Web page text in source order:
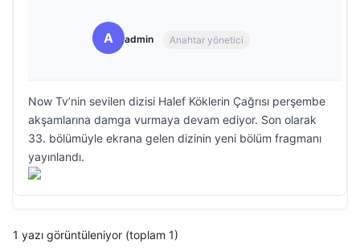
A admin Anahtar yönetici
Now Tv’nin sevilen dizisi Halef Köklerin Çağrısı perşembe
akşamlarına damga vurmaya devam ediyor. Son olarak
33. bölümüyle ekrana gelen dizinin yeni bölüm fragmanı
yayınlandı.
1 yazı görüntüleniyor (toplam 1)